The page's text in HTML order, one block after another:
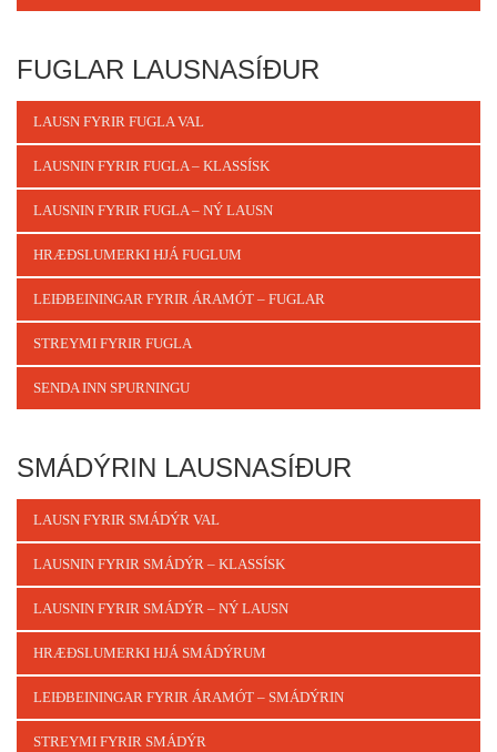
FUGLAR LAUSNASÍÐUR
LAUSN FYRIR FUGLA VAL
LAUSNIN FYRIR FUGLA – KLASSÍSK
LAUSNIN FYRIR FUGLA – NÝ LAUSN
HRÆÐSLUMERKI HJÁ FUGLUM
LEIÐBEININGAR FYRIR ÁRAMÓT – FUGLAR
STREYMI FYRIR FUGLA
SENDA INN SPURNINGU
SMÁDÝRIN LAUSNASÍÐUR
LAUSN FYRIR SMÁDÝR VAL
LAUSNIN FYRIR SMÁDÝR – KLASSÍSK
LAUSNIN FYRIR SMÁDÝR – NÝ LAUSN
HRÆÐSLUMERKI HJÁ SMÁDÝRUM
LEIÐBEININGAR FYRIR ÁRAMÓT – SMÁDÝRIN
STREYMI FYRIR SMÁDÝR